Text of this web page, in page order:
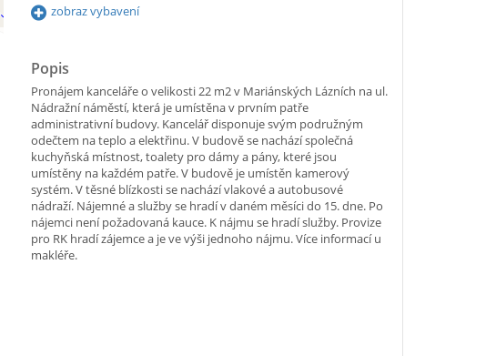
zobraz vybavení
Popis
Pronájem kanceláře o velikosti 22 m2 v Mariánských Lázních na ul.
Nádražní náměstí, která je umístěna v prvním patře
administrativní budovy. Kancelář disponuje svým podružným
odečtem na teplo a elektřinu. V budově se nachází společná
kuchyňská místnost, toalety pro dámy a pány, které jsou
umístěny na každém patře. V budově je umístěn kamerový
systém. V těsné blízkosti se nachází vlakové a autobusové
nádraží. Nájemné a služby se hradí v daném měsíci do 15. dne. Po
nájemci není požadovaná kauce. K nájmu se hradí služby. Provize
pro RK hradí zájemce a je ve výši jednoho nájmu. Více informací u
makléře.